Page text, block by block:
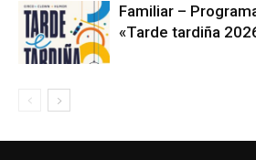
Familiar –
«Tarde tardiña